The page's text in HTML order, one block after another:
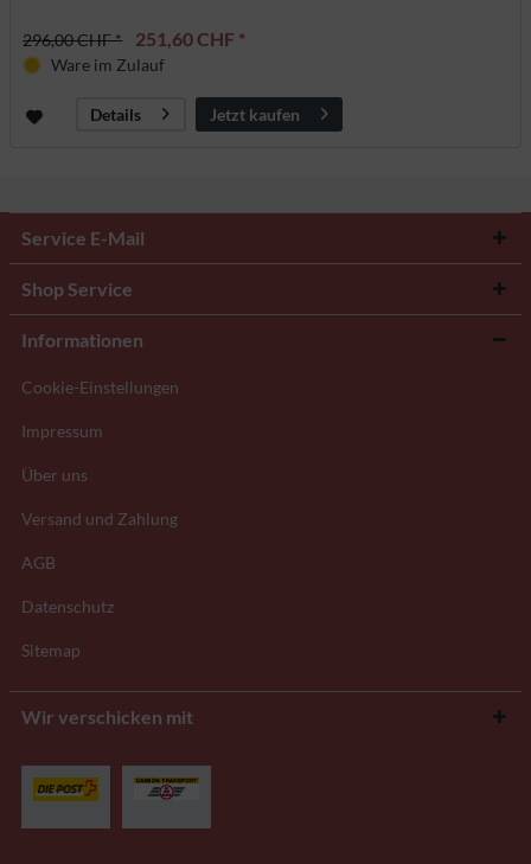
296,00 CHF * 251,60 CHF *
Ware im Zulauf
Details Jetzt kaufen
Service E-Mail
Shop Service
Informationen
Cookie-Einstellungen
Impressum
Über uns
Versand und Zahlung
AGB
Datenschutz
Sitemap
Wir verschicken mit